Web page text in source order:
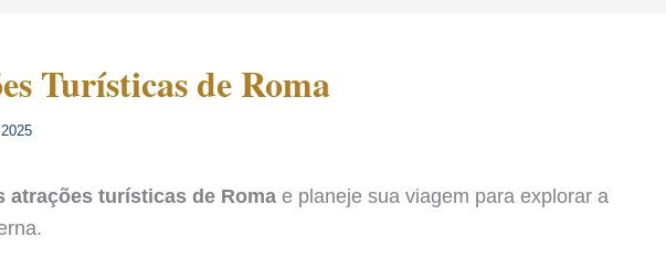
Turísticas de Roma
atrações turísticas de Roma e planeje sua viagem para explorar a